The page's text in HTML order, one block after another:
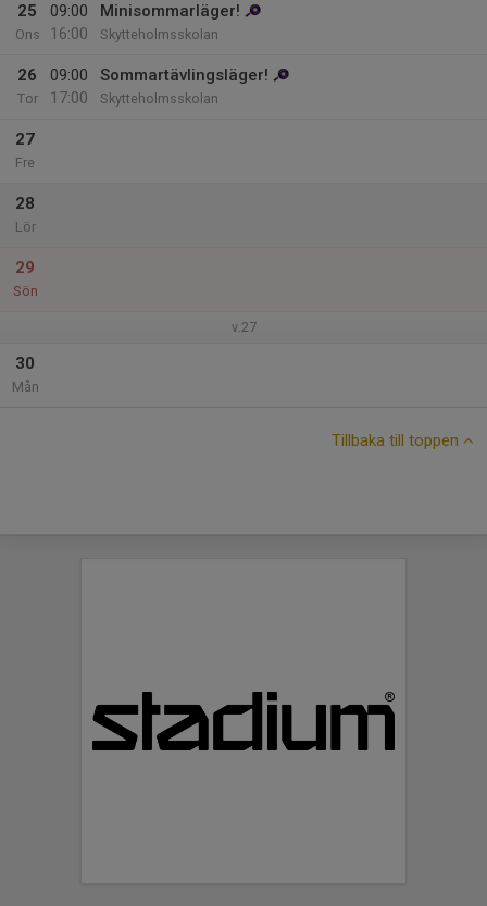
25
Ons
09:00
16:00
Minisommarläger!
Skytteholmsskolan
26
Tor
09:00
17:00
Sommartävlingsläger!
Skytteholmsskolan
27
Fre
28
Lör
29
Sön
v.27
30
Mån
Tillbaka till toppen